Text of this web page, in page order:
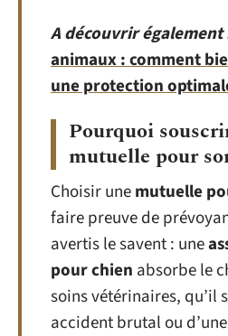
A découvrir également
animaux : comment
une protection
Pourquoi
mutuelle pour
Choisir unemutuelle
faire preuve de
avertis le savent : une
pour chien absorbe le
soins vétérinaires, qu’il
accident brutal ou